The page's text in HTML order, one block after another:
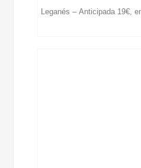
Leganés – Anticipada 19€,